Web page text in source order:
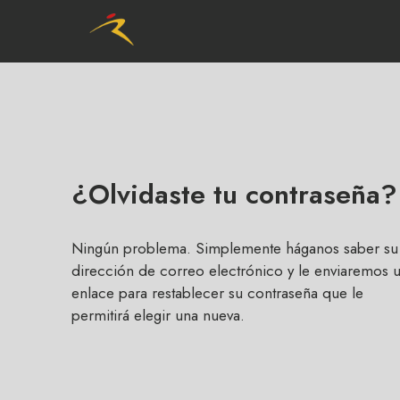
¿Olvidaste tu contraseña?
Ningún problema. Simplemente háganos saber su
dirección de correo electrónico y le enviaremos
enlace para restablecer su contraseña que le
permitirá elegir una nueva.